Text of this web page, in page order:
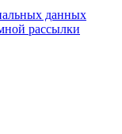
данных
рассылки